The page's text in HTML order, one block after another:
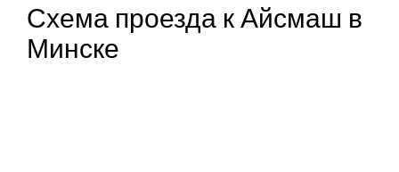
Схема проезда к Айсмаш в
Минске